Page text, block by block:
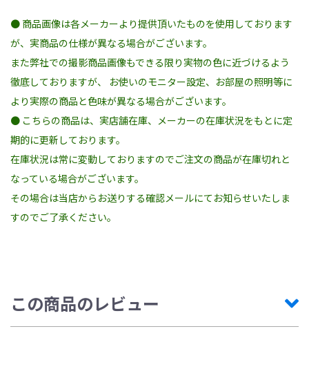
● 商品画像は各メーカーより提供頂いたものを使用しております
が、実商品の仕様が異なる場合がございます。
また弊社での撮影商品画像もできる限り実物の色に近づけるよう
徹底しておりますが、 お使いのモニター設定、お部屋の照明等に
より実際の商品と色味が異なる場合がございます。
● こちらの商品は、実店舗在庫、メーカーの在庫状況をもとに定
期的に更新しております。
在庫状況は常に変動しておりますのでご注文の商品が在庫切れと
なっている場合がございます。
その場合は当店からお送りする確認メールにてお知らせいたしま
すのでご了承ください。
この商品のレビュー